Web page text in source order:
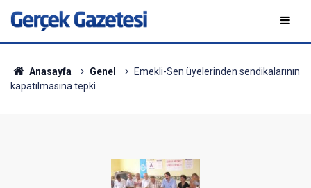
Anasayfa Genel
Emekli-Sen üyelerinden sendikalarının
kapatılmasına tepki